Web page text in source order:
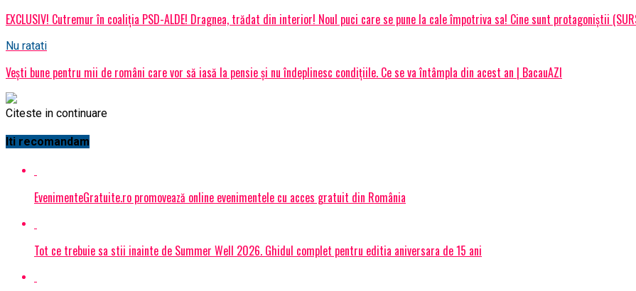
EXCLUSIV! Cutremur în coaliția PSD-ALDE! Dragnea, trădat din interior! Noul puci care se pune la cale împotriva sa! Cine sunt protagoniștii
Nu ratati
Vești bune pentru mii de români care vor să iasă la pensie și nu îndeplinesc condițiile. Ce se va întâmpla din acest an | BacauAZI
Citeste in continuare
Iti recomandam
EvenimenteGratuite.ro promovează online evenimentele cu acces gratuit din România
Tot ce trebuie sa stii inainte de Summer Well 2026. Ghidul complet pentru editia aniversara de 15 ani